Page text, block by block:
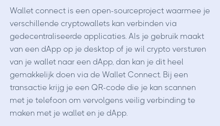
Wallet connect is een open-sourceproject waarmee je
verschillende cryptowallets kan verbinden via
gedecentraliseerde applicaties. Als je gebruik maakt
van een dApp op je desktop of je wil crypto versturen
van je wallet naar een dApp, dan kan je dit heel
gemakkelijk doen via de Wallet Connect. Bij een
transactie krijg je een QR-code die je kan scannen
met je telefoon om vervolgens veilig verbinding te
maken met je wallet en je dApp.